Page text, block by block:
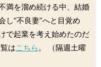
満を溜め続ける中、結婚
し“不良妻”へと目覚め
で起業を考え始めたのだ
はこちら。 （隔週土曜